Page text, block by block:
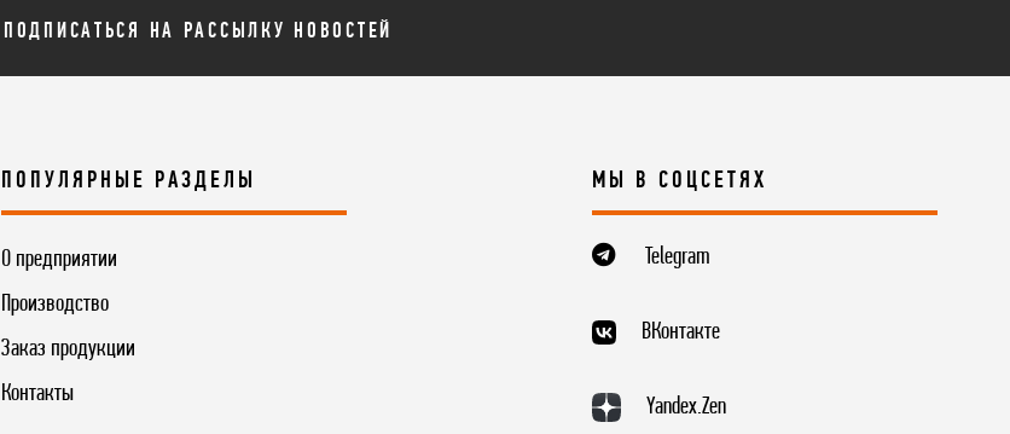
ПОДПИСАТЬСЯ НА РАССЫЛКУ НОВОСТЕЙ
ПОПУЛЯРНЫЕ РАЗДЕЛЫ
О предприятии
Производство
Заказ продукции
Контакты
МЫ В СОЦСЕТЯХ
Telegram
ВКонтакте
Yandex.Zen